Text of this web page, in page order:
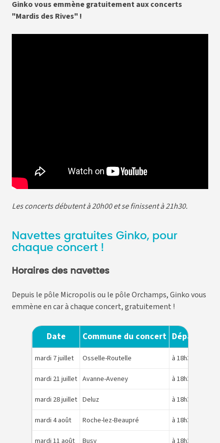
Ginko vous emmène gratuitement aux concerts
"Mardis des Rives" !
Les concerts débutent à 20h00 et se finissent à 21h30.
Navettes gratuites Ginko, pour
chaque concert !
Horaires des navettes
Depuis le pôle Micropolis ou le pôle Orchamps, Ginko vous
emmène en car à chaque concert, gratuitement !
Date Commune du concert Départ de
mardi 7 juillet Osselle-Routelle
à 18h30 du
mardi 21 juillet Avanne-Aveney
à 18h30 du
mardi 28 juillet Deluz
à 18h30 du
mardi 4 août
Roche-lez-Beaupré
à 18h30 du
mardi 11 août
Busy
à 18h30 du